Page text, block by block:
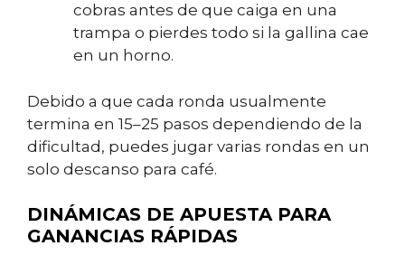
cobras antes de que caiga en una
trampa o pierdes todo si la gallina cae
en un horno.
Debido a que cada ronda usualmente
termina en 15–25 pasos dependiendo de la
dificultad, puedes jugar varias rondas en un
solo descanso para café.
DINÁMICAS DE APUESTA PARA
GANANCIAS RÁPIDAS